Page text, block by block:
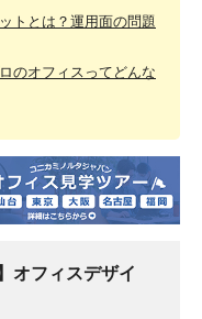
トとは？運用面の問題
のオフィスってどんな
オフィスデザイ